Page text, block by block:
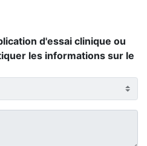
d'essai clinique ou
les informations sur le